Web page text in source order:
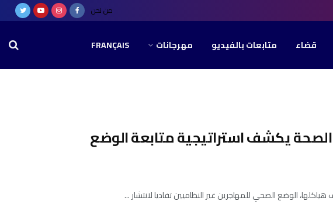
من نحن
قضاء متابعات بالفيديو مهرجانات FRANÇAIS
الصحة يكشف استراتيجية متابعة الوضع
الوضع الصحي للمهاجرين غير النظاميين تفاديا لانتشار ...